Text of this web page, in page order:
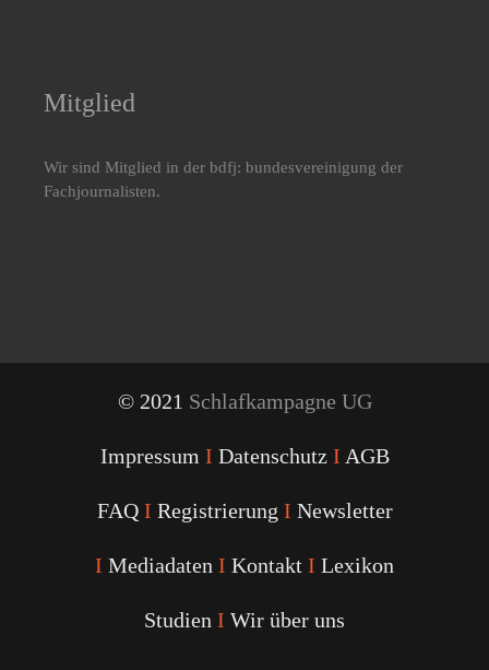
Mitglied
Wir sind Mitglied in der bdfj: bundesvereinigung der
Fachjournalisten.
© 2021 Schlafkampagne UG
Impressum I Datenschutz I AGB
FAQ I Registrierung I Newsletter
I Mediadaten I Kontakt I Lexikon
Studien I Wir über uns